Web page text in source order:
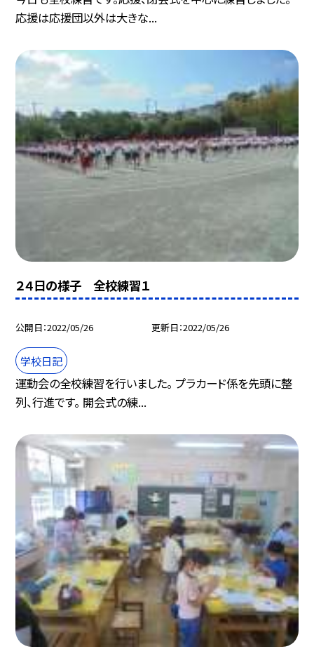
応援は応援団以外は大きな...
２４日の様子 全校練習１
公開日 2022/05/26 更新日 2022/05/26
学校日記
運動会の全校練習を行いました。 プラカード係を先頭に整
列、行進です。 開会式の練...